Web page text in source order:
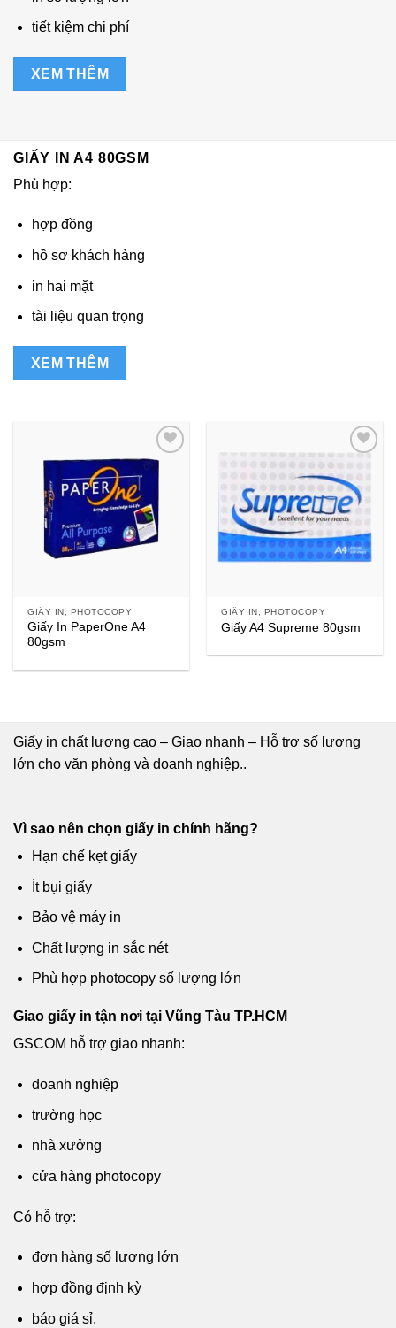
tiết kiệm chi phí
XEM THÊM
GIẤY IN A4 80GSM
Phù hợp:
hợp đồng
hồ sơ khách hàng
in hai mặt
tài liệu quan trọng
XEM THÊM
GIẤY IN, PHOTOCOPY
Giấy In PaperOne A4
80gsm
GIẤY IN, PHOTOCOPY
Giấy A4 Supreme 80gsm
Giấy in chất lượng cao – Giao nhanh – Hỗ trợ số lượng
lớn cho văn phòng và doanh nghiệp..
Vì sao nên chọn giấy in chính hãng?
Hạn chế kẹt giấy
Ít bụi giấy
Bảo vệ máy in
Chất lượng in sắc nét
Phù hợp photocopy số lượng lớn
Giao giấy in tận nơi tại Vũng Tàu TP.HCM
GSCOM hỗ trợ giao nhanh:
doanh nghiệp
trường học
nhà xưởng
cửa hàng photocopy
Có hỗ trợ:
đơn hàng số lượng lớn
hợp đồng định kỳ
báo giá sỉ.